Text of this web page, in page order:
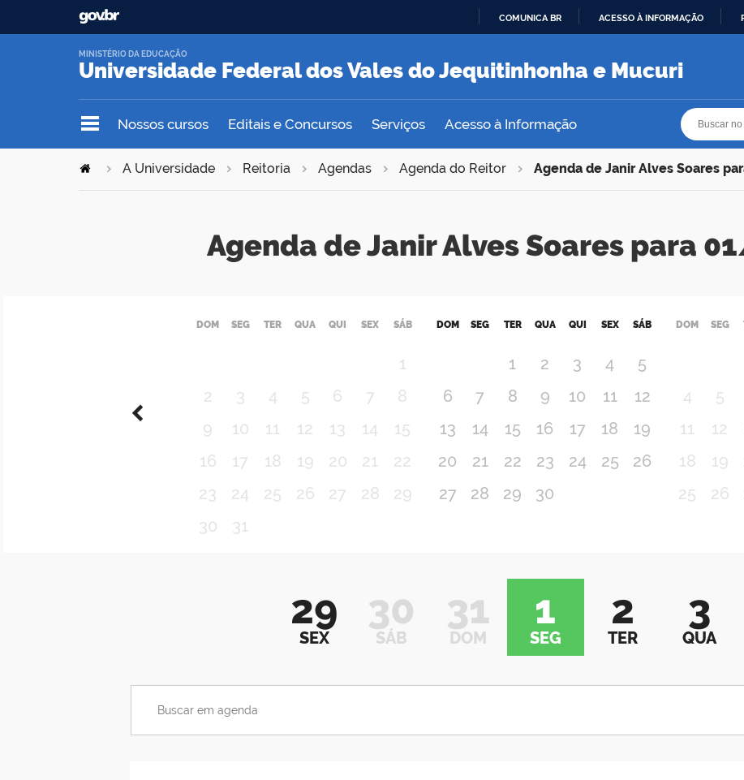
O
COMUNICA BR ACESSO À INFORMAÇÃO
Universidade Federal dos Vales do Jequitinhonha e Mucuri
MINISTÉRIO DA EDUCAÇÃO
Nossos cursos Editais e Concursos Serviços Acesso à Informação
A Universidade Reitoria Agendas Agenda do Reitor Agenda de Janir Alves Soares
Agenda de Janir Alves Soares para
DOM SEG TER QUA QUI SEX SÁB
1
2
3 4 5 6 7
8
9
10 11 12 13 14
15
16
17 18 19 20 21
22
23
24 25 26 27 28
29
30
31
DOM SEG TER QUA QUI SEX SÁB
1 2 3 4
5
6
7 8 9 10 11
12
13
14 15 16 17 18
19
20
21 22 23 24 25
26
27
28 29 30
DOM SEG
4
5
11
12
18
19
25
26
29
SEX
30
SÁB
31
DOM
1
SEG
2
TER
3
QUA